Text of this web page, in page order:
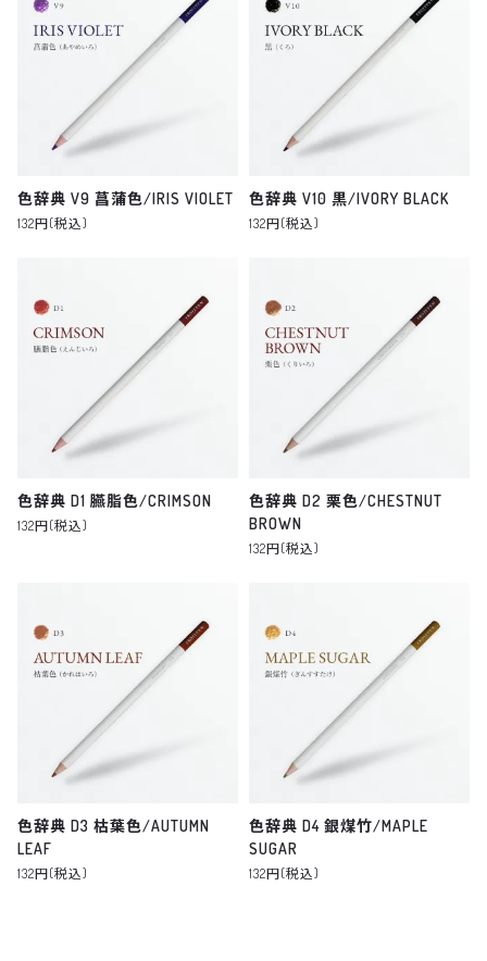
色辞典 V9 菖蒲色/IRIS VIOLET
132円(税込)
色辞典 V10 黒/IVORY BLACK
132円(税込)
色辞典 D1 臙脂色/CRIMSON
132円(税込)
色辞典 D2 栗色/CHESTNUT
BROWN
132円(税込)
色辞典 D3 枯葉色/AUTUMN
LEAF
132円(税込)
色辞典 D4 銀煤竹/MAPLE
SUGAR
132円(税込)